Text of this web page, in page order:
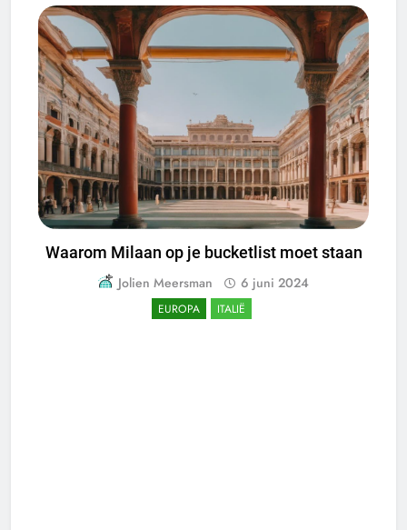
EUROPA ITALIË
Waarom Milaan op je bucketlist moet staan
Jolien Meersman 6 juni 2024
EUROPA ITALIË